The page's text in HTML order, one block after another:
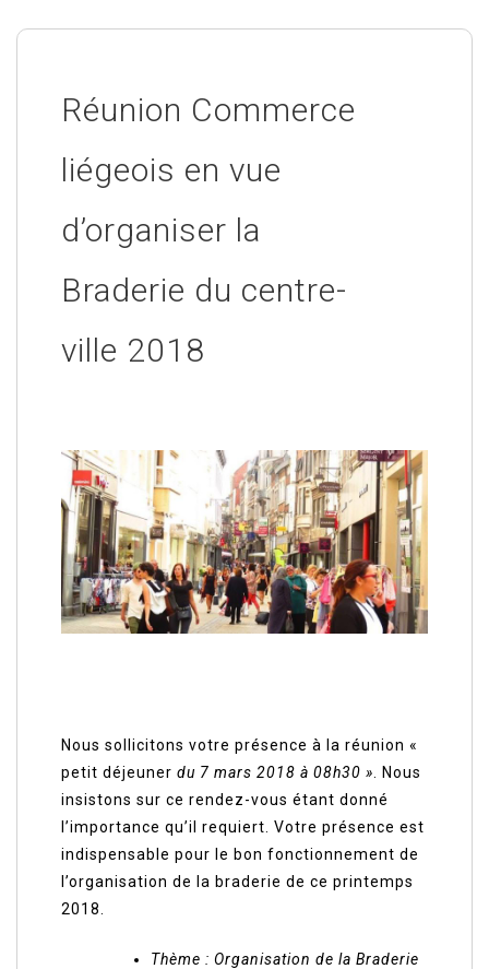
Réunion Commerce
liégeois en vue
d’organiser la
Braderie du centre-
ville 2018
Nous sollicitons votre présence à la réunion «
petit déjeuner du 7 mars 2018 à 08h30 » . Nous
insistons sur ce rendez-vous étant donné
l’importance qu’il requiert. Votre présence est
indispensable pour le bon fonctionnement de
l’organisation de la braderie de ce printemps
2018.
Thème : Organisation de la Braderie